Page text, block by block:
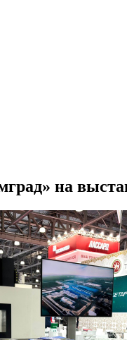
на